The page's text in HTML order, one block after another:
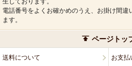
電話番号をよくお確かめのうえ、お掛け間違
ます。
ページトッ
送料について お支払